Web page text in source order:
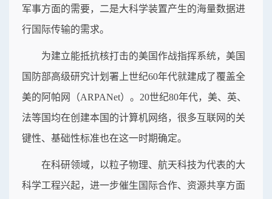
军事方面的需要，二是大科学装置产生的海量数据进
行国际传输的需求。
为建立能抵抗核打击的美国作战指挥系统，美国
国防部高级研究计划署上世纪60年代就建成了覆盖全
美的阿帕网（ARPANet）。20世纪80年代，美、英、
法等国均在创建本国的计算机网络，很多互联网的关
键性、基础性标准也在这一时期确定。
在科研领域，以粒子物理、航天科技为代表的大
科学工程兴起，进一步催生国际合作、资源共享方面